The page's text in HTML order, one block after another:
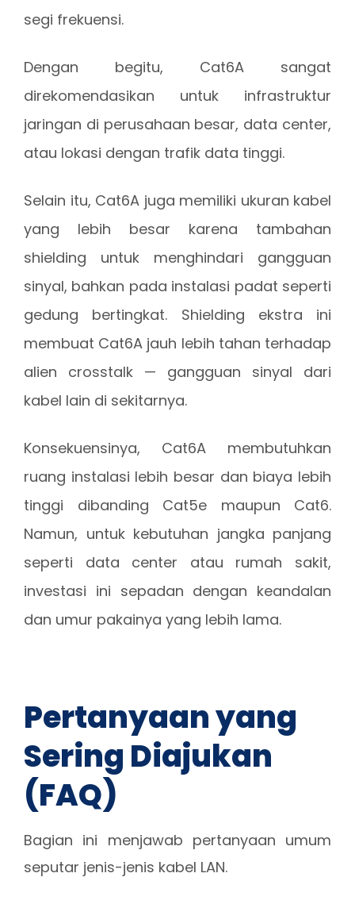
segi frekuensi.
Dengan begitu, Cat6A sangat
direkomendasikan untuk infrastruktur
jaringan di perusahaan besar, data center,
atau lokasi dengan trafik data tinggi.
Selain itu, Cat6A juga memiliki ukuran kabel
yang lebih besar karena tambahan
shielding untuk menghindari gangguan
sinyal, bahkan pada instalasi padat seperti
gedung bertingkat. Shielding ekstra ini
membuat Cat6A jauh lebih tahan terhadap
alien crosstalk — gangguan sinyal dari
kabel lain di sekitarnya.
Konsekuensinya, Cat6A membutuhkan
ruang instalasi lebih besar dan biaya lebih
tinggi dibanding Cat5e maupun Cat6.
Namun, untuk kebutuhan jangka panjang
seperti data center atau rumah sakit,
investasi ini sepadan dengan keandalan
dan umur pakainya yang lebih lama.
Pertanyaan yang
Sering Diajukan
(FAQ)
Bagian ini menjawab pertanyaan umum
seputar jenis-jenis kabel LAN.